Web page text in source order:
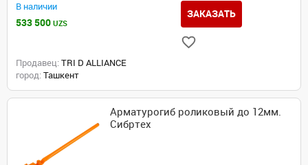
В наличии
533 500 UZS
ЗАКАЗАТЬ
Продавец: TRI D ALLIANCE
город: Ташкент
Арматурогиб роликовый до 12мм.
Сибртех